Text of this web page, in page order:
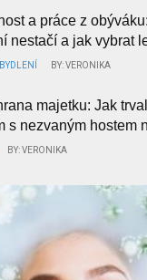
a práce z
nestačí a jak vybrat
BYDLENÍ BY: VERONIKA
majetku: Jak
s nezvaným hostem
BY: VERONIKA